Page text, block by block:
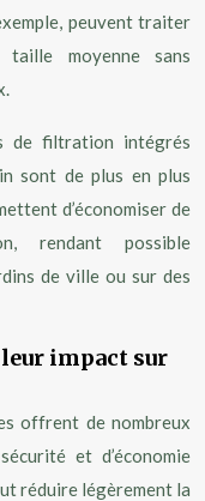
peuvent traiter
taille moyenne sans
de filtration intégrés
sont de plus en plus
d’économiser de
rendant possible
de ville ou sur des
impact sur
offrent de nombreux
et d’économie
réduire légèrement la